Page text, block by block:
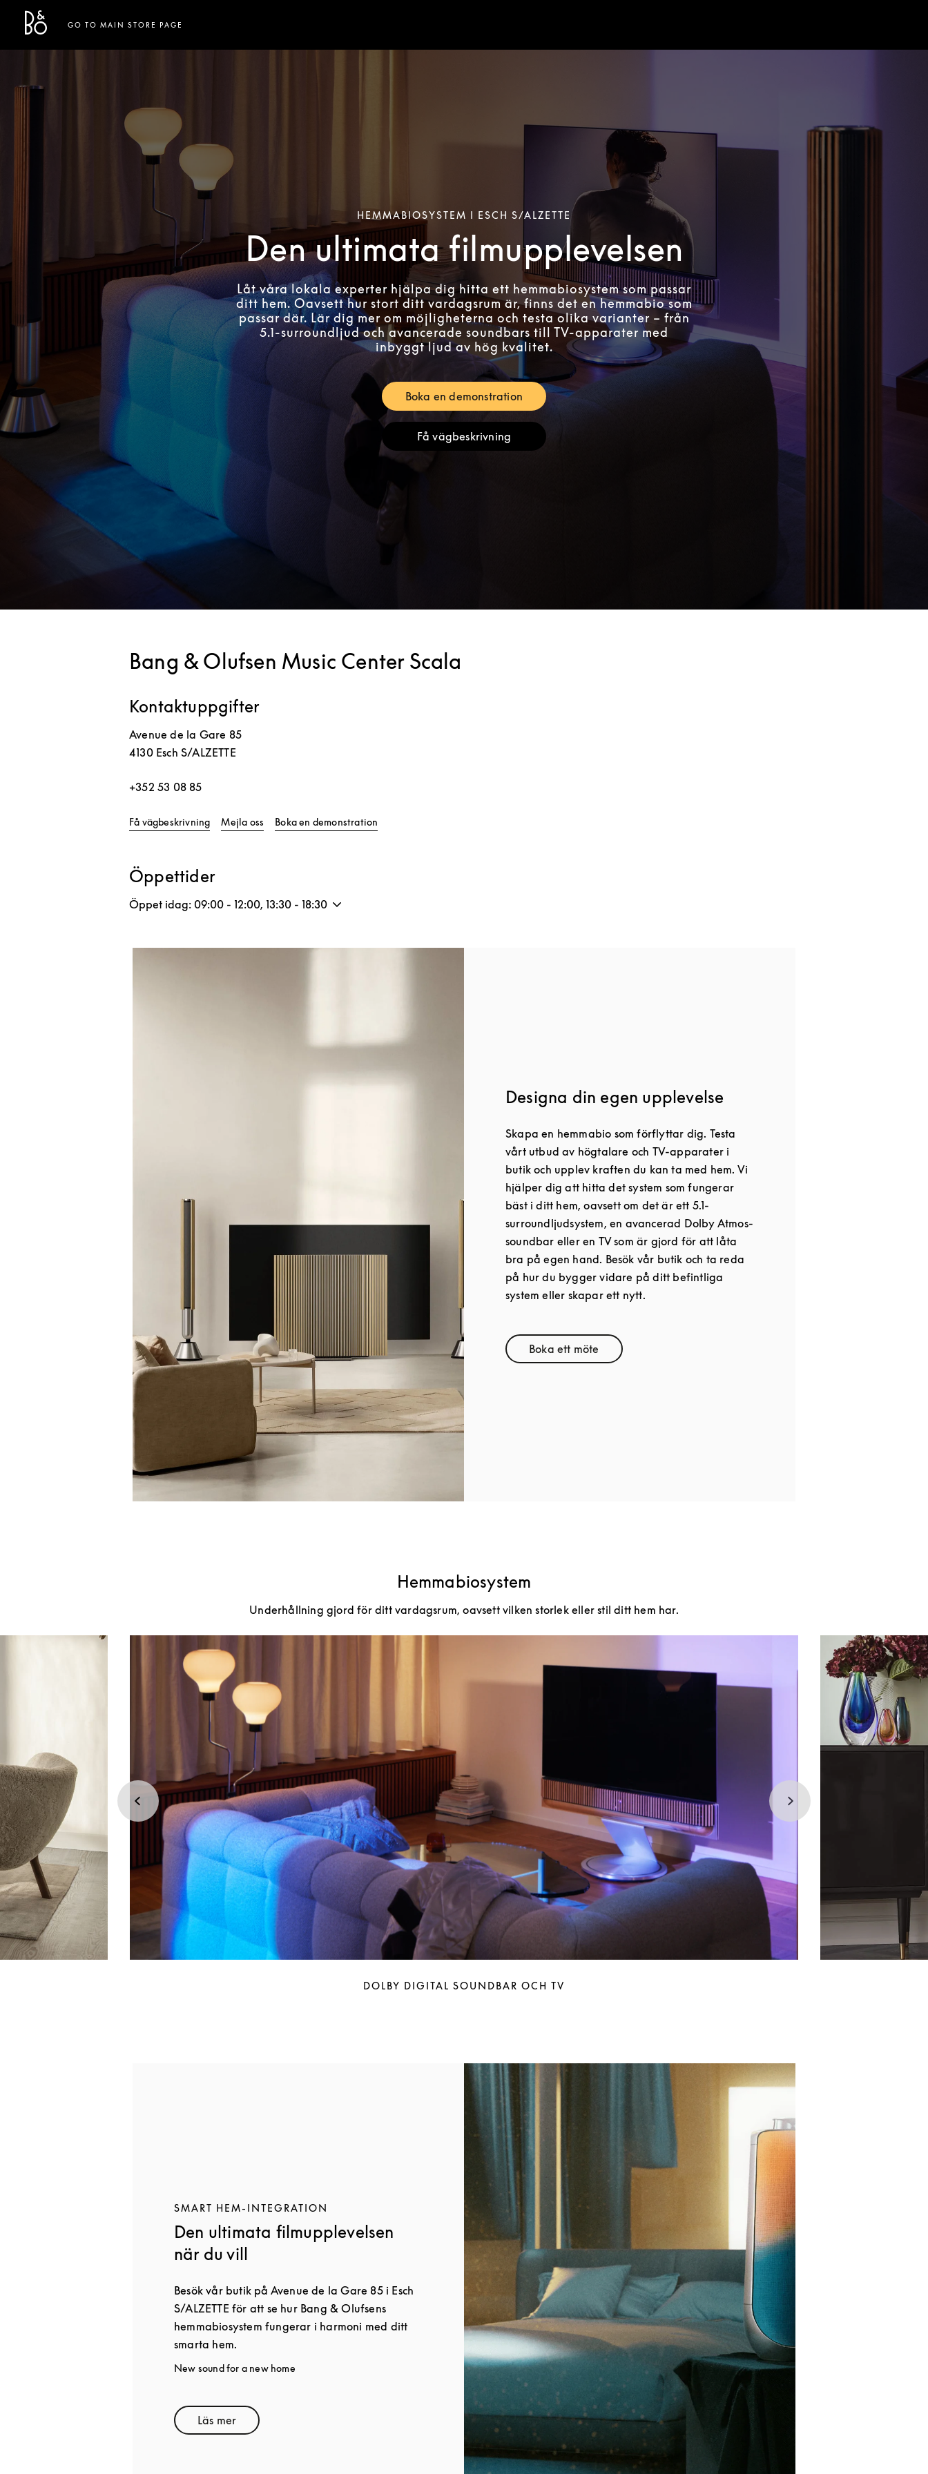
Bang & Olufsen - Exist to Create
Link Opens in New Tab
GO TO MAIN STORE PAGE
HEMMABIOSYSTEM I ESCH S/ALZETTE
Den ultimata filmupplevelsen
Låt våra lokala experter hjälpa dig hitta ett hemmabiosystem som passar
ditt hem. Oavsett hur stort ditt vardagsrum är, finns det en hemmabio som
passar där. Lär dig mer om möjligheterna och testa olika varianter – från
5.1-surroundljud och avancerade soundbars till TV-apparater med
inbyggt ljud av hög kvalitet.
Boka en demonstration
Link Opens in New Tab
Få vägbeskrivningLink Opens in New Tab
Bang & Olufsen Music Center Scala
Kontaktuppgifter
Avenue de la Gare 85
4130 Esch S/ALZETTE
+352 53 08 85
Få vägbeskrivningLink Opens in New Tab
Mejla oss Boka en demonstration
Öppettider
Öppet idag: 09:00 - 12:00, 13:30 - 18:30
Designa din egen upplevelse
Skapa en hemmabio som förflyttar dig. Testa
vårt utbud av högtalare och TV-apparater i
butik och upplev kraften du kan ta med hem. Vi
hjälper dig att hitta det system som fungerar
bäst i ditt hem, oavsett om det är ett 5.1-
surroundljudsystem, en avancerad Dolby Atmos-
soundbar eller en TV som är gjord för att låta
bra på egen hand. Besök vår butik och ta reda
på hur du bygger vidare på ditt befintliga
system eller skapar ett nytt.
Boka ett möteLink Opens in New Tab
Hemmabiosystem
Underhållning gjord för ditt vardagsrum, oavsett vilken storlek eller stil ditt hem har.
DOLBY DIGITAL SOUNDBAR OCH TV
Event Image
SMART HEM-INTEGRATION
Den ultimata filmupplevelsen
när du vill
Besök vår butik på Avenue de la Gare 85 i Esch
S/ALZETTE för att se hur Bang & Olufsens
hemmabiosystem fungerar i harmoni med ditt
smarta hem.
New sound for a new home
Läs merLink Opens in New Tab